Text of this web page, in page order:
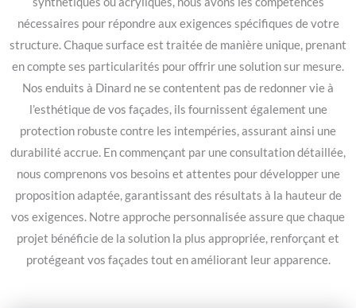
nécessaires pour répondre aux exigences spécifiques de votre
structure. Chaque surface est traitée de manière unique, prenant
en compte ses particularités pour offrir une solution sur mesure.
Nos enduits à Dinard ne se contentent pas de redonner vie à
l’esthétique de vos façades, ils fournissent également une
protection robuste contre les intempéries, assurant ainsi une
durabilité accrue. En commençant par une consultation détaillée,
nous comprenons vos besoins et attentes pour développer une
proposition adaptée, garantissant des résultats à la hauteur de
vos exigences. Notre approche personnalisée assure que chaque
projet bénéficie de la solution la plus appropriée, renforçant et
protégeant vos façades tout en améliorant leur apparence.